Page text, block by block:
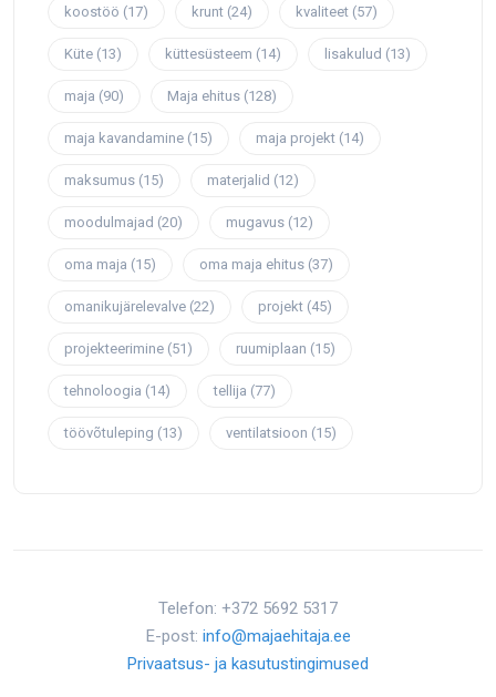
koostöö (17) krunt (24) kvaliteet (57)
Küte (13) küttesüsteem (14) lisakulud (13)
maja (90) Maja ehitus (128)
maja kavandamine (15) maja projekt (14)
maksumus (15) materjalid (12)
moodulmajad (20) mugavus (12)
oma maja (15) oma maja ehitus (37)
omanikujärelevalve (22) projekt (45)
projekteerimine (51) ruumiplaan (15)
tehnoloogia (14) tellija (77)
töövõtuleping (13) ventilatsioon (15)
Telefon: +372 5692 5317
E-post: info@majaehitaja.ee
Privaatsus- ja kasutustingimused